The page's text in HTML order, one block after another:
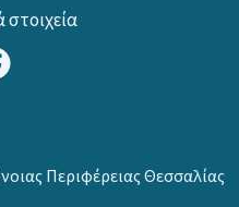
στοιχεία
Περιφέρειας Θεσσαλίας